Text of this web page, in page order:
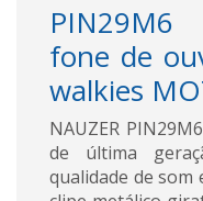
PIN29M6
fone de
walkies
NAUZER
de última
qualidade de som